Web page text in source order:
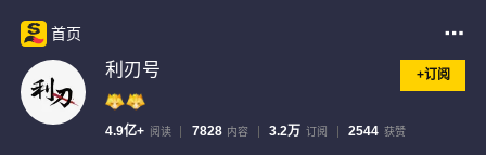
首页
利刃号 +订阅
4.9亿+ 阅读 7828 内容 3.2万 订阅 2544 获赞